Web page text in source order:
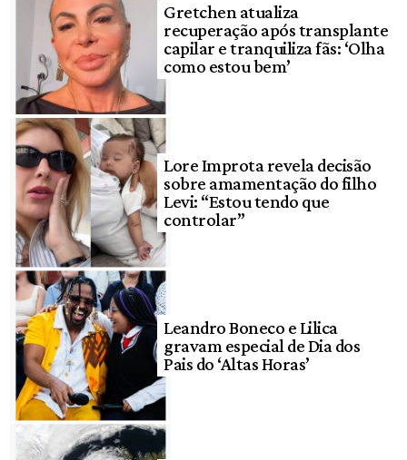
Gretchen atualiza
recuperação após transplante
capilar e tranquiliza fãs: ‘Olha
como estou bem’
Lore Improta revela decisão
sobre amamentação do filho
Levi: “Estou tendo que
controlar”
Leandro Boneco e Lilica
gravam especial de Dia dos
Pais do ‘Altas Horas’